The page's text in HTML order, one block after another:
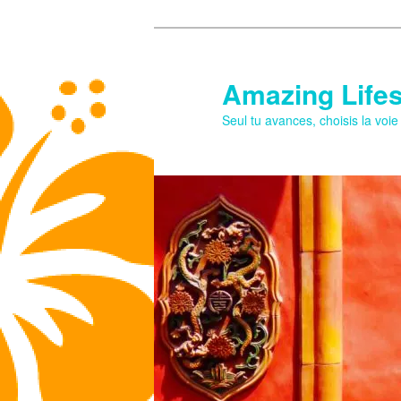
contenu
principal
Amazing
Seul tu avances, choisis la